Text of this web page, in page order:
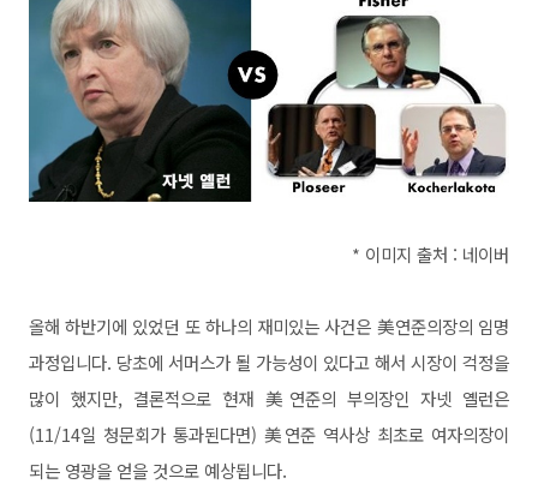
* 이미지 출처 : 네이버
올해 하반기에 있었던 또 하나의 재미있는 사건은 美연준의장의 임명
과정입니다. 당초에 서머스가 될 가능성이 있다고 해서 시장이 걱정을
많이 했지만, 결론적으로 현재 美연준의 부의장인 자넷 옐런은
(11/14일 청문회가 통과된다면) 美연준 역사상 최초로 여자의장이
되는 영광을 얻을 것으로 예상됩니다.